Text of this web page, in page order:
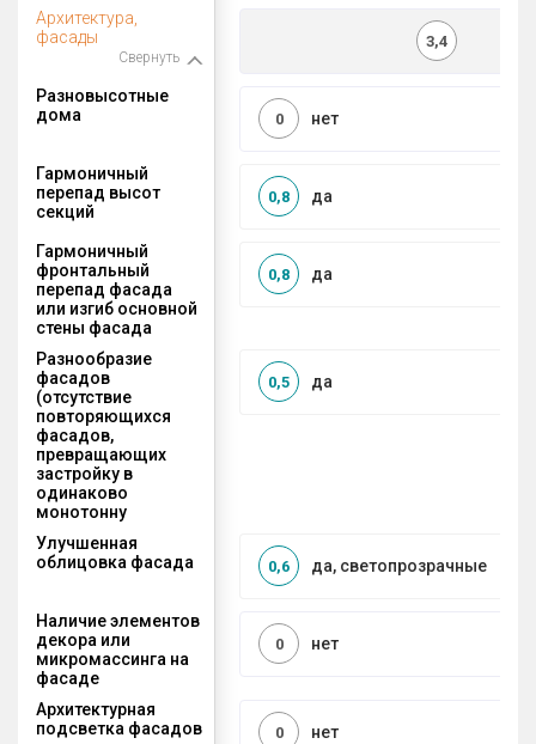
Архитектура,
фасады
Свернуть
3,4
Разновысотные
дома
нет
0
Гармоничный
перепад высот
секций
да
0,8
Гармоничный
фронтальный
перепад фасада
или изгиб основной
стены фасада
да
0,8
Разнообразие
фасадов
(отсутствие
повторяющихся
фасадов,
превращающих
застройку в
одинаково
монотонну
да
0,5
Улучшенная
облицовка фасада
да, светопрозрачные
0,6
Наличие элементов
декора или
микромассинга на
фасаде
нет
0
Архитектурная
подсветка фасадов
нет
0